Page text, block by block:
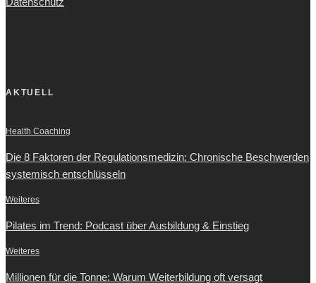
AKTUELL
Health Coaching
Die 8 Faktoren der Regulationsmedizin: Chronische Beschwerden
systemisch entschlüsseln
Weiteres
Pilates im Trend: Podcast über Ausbildung & Einstieg
Weiteres
Millionen für die Tonne: Warum Weiterbildung oft versagt